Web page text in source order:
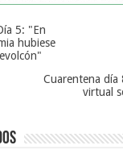
5: "En
hubiese
Cuarentena día
virtual